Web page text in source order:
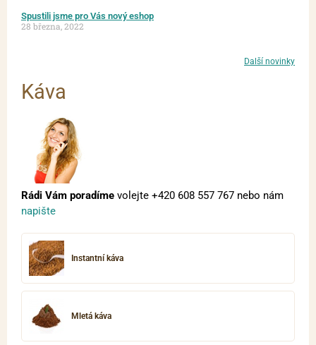
Spustili jsme pro Vás nový eshop
28 března, 2022
Další novinky
Káva
Rádi Vám poradíme volejte +420 608 557 767 nebo nám
napište
Instantní káva
Mletá káva